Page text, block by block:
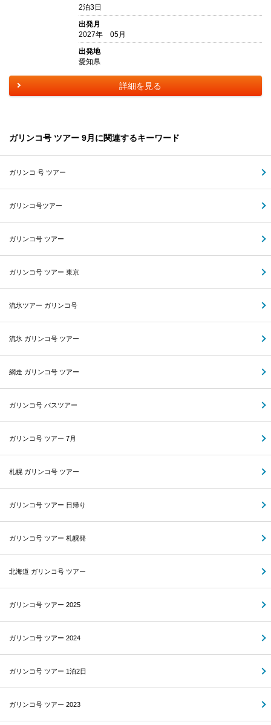
2泊3日
出発月
2027年 05月
出発地
愛知県
詳細を見る
ガリンコ号 ツアー 9月に関連するキーワード
ガリンコ 号 ツアー
ガリンコ号ツアー
ガリンコ号 ツアー
ガリンコ号 ツアー 東京
流氷ツアー ガリンコ号
流氷 ガリンコ号 ツアー
網走 ガリンコ号 ツアー
ガリンコ号 バスツアー
ガリンコ号 ツアー 7月
札幌 ガリンコ号 ツアー
ガリンコ号 ツアー 日帰り
ガリンコ号 ツアー 札幌発
北海道 ガリンコ号 ツアー
ガリンコ号 ツアー 2025
ガリンコ号 ツアー 2024
ガリンコ号 ツアー 1泊2日
ガリンコ号 ツアー 2023